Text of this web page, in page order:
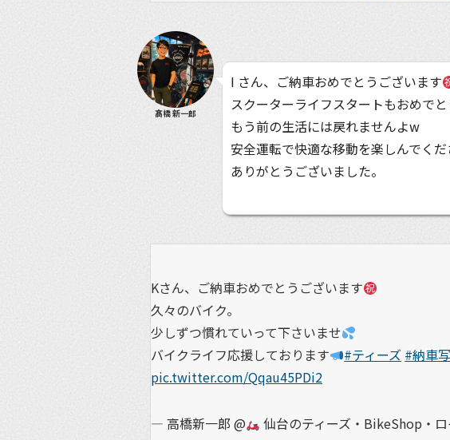
髙橋 新一郎
I さん、ご納車おめでとうございます
スクーターライフスタートもおめでと
もう前の生活には戻れませんよw
安全運転で快適な移動を楽しんでく
ありがとうございました。
Kさん、ご納車おめでとうございます
久々のバイク。
少しずつ慣れていって下さいませ
バイクライフ応援しております
#ティーズ #納車
pic.twitter.com/Qqau45PDi2
— 高橋新一郎 @
仙台のティーズ・BikeShop・